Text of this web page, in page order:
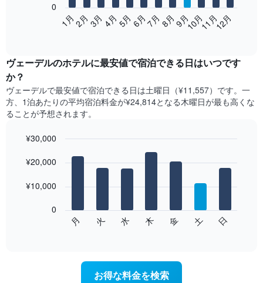
月
ご
と
の
客
室
平
料
を
1月2月3月4月5月6月7月8月9月10月11月12月
0
ヴェーデル​の​ホテル​に最安値で宿泊できる日はいつです
か？
ヴェーデル​で最安値で宿泊できる日は土曜日​（¥11,557）です。一
方、1泊あたりの平均宿泊料金が¥24,814となる木曜日​が最も高くな
ることが予想されます。
chart
bars.
graphic.
月 火 水 木 金 土 日
0
¥10,000
¥20,000
¥30,000
お得な料金を検索